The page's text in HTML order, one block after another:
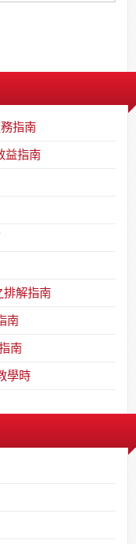
指南
益指南
排解指南
南
南
學時